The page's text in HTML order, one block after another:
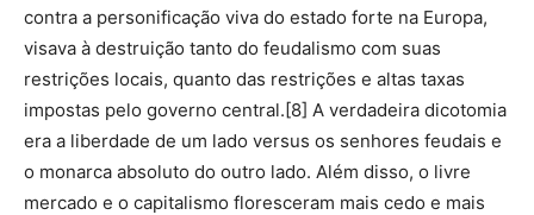
contra a personificação viva do estado forte na Europa,
visava à destruição tanto do feudalismo com suas
restrições locais, quanto das restrições e altas taxas
impostas pelo governo central.[8] A verdadeira dicotomia
era a liberdade de um lado versus os senhores feudais e
o monarca absoluto do outro lado. Além disso, o livre
mercado e o capitalismo floresceram mais cedo e mais